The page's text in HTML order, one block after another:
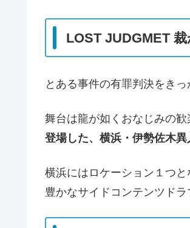
LOST JUDGMET
とある事件の有罪判決をき
舞台は龍が如くおなじみの歓
登場した、横浜・伊勢佐木異
横浜にはロケーション１つ
豊かなサイドコンテンツドラ